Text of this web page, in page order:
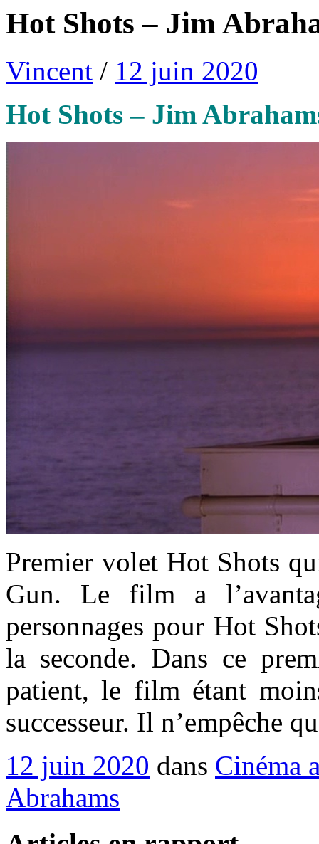
Hot Shots – Jim
Vincent / 12 juin 2020
Hot Shots – Jim
Premier volet Hot Shots
Gun. Le film a
personnages pour Hot
la seconde. Dans ce
patient, le film étant
successeur. Il n’empêche
12 juin 2020 dans Cinéma
Abrahams